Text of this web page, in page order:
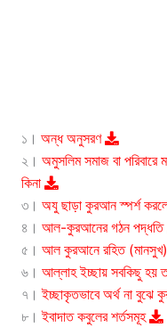
১। অন্ধ অনুসরণ
২। অমুসলিম সমাজ বা পরিবারে
কিনা
৩। অযু ছাড়া কুরআন স্পর্শ
৪। আল-কুরআনের গঠন পদ্ধতি
৫। আল কুরআনে রহিত
৬। আল্লাহ ইচ্ছায় সবকিছু হয়
৭।ইচ্ছাকৃতভাবে অর্থ না বুঝে
৮।ইবাদাত কবুলের শর্তসমূহ